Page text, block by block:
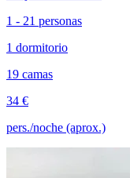
1 - 21 personas
1 dormitorio
19 camas
34 €
pers./noche (aprox.)